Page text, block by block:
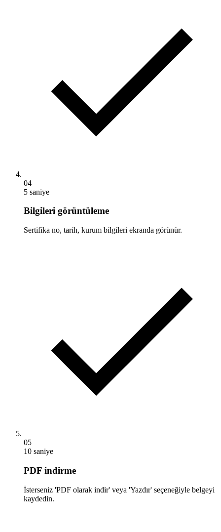
04
5 saniye
Bilgileri görüntüleme
Sertifika no, tarih, kurum bilgileri ekranda görünür.
05
10 saniye
PDF indirme
İsterseniz 'PDF olarak indir' veya 'Yazdır' seçeneğiyle belgeyi
kaydedin.